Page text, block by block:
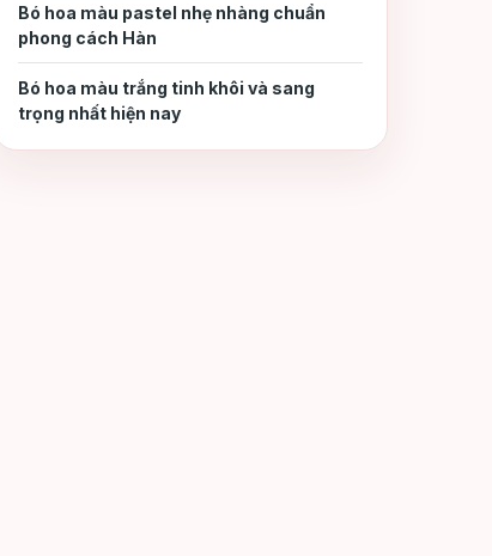
Bó hoa màu pastel nhẹ nhàng chuẩn
phong cách Hàn
Bó hoa màu trắng tinh khôi và sang
trọng nhất hiện nay